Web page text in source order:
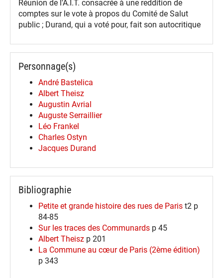
Réunion de l'A.I.T. consacrée à une reddition de
comptes sur le vote à propos du Comité de Salut
public ; Durand, qui a voté pour, fait son autocritique
Personnage(s)
André Bastelica
Albert Theisz
Augustin Avrial
Auguste Serraillier
Léo Frankel
Charles Ostyn
Jacques Durand
Bibliographie
Petite et grande histoire des rues de Paris t2 p
84-85
Sur les traces des Communards p 45
Albert Theisz p 201
La Commune au cœur de Paris (2ème édition)
p 343